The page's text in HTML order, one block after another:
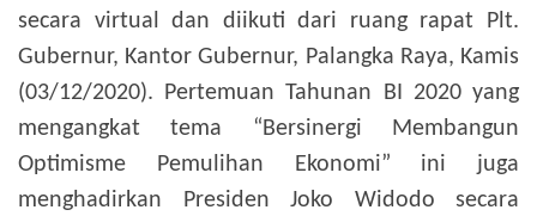
secara virtual dan diikuti dari ruang rapat Plt.
Gubernur, Kantor Gubernur, Palangka Raya, Kamis
(03/12/2020). Pertemuan Tahunan BI 2020 yang
mengangkat tema “Bersinergi Membangun
Optimisme Pemulihan Ekonomi” ini juga
menghadirkan Presiden Joko Widodo secara